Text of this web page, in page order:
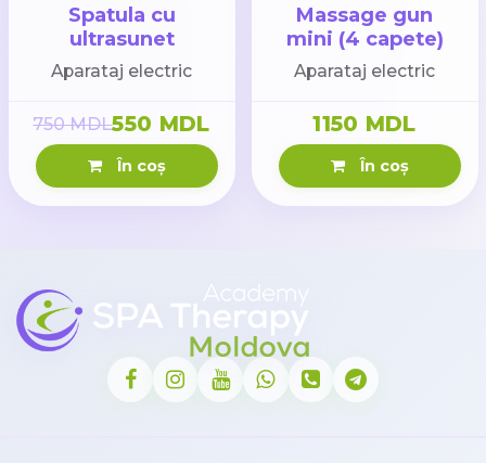
Spatula cu
ultrasunet
Aparataj electric
750 MDL550 MDL
În coș
Massage gun
mini (4 capete)
Aparataj electric
1150 MDL
În coș